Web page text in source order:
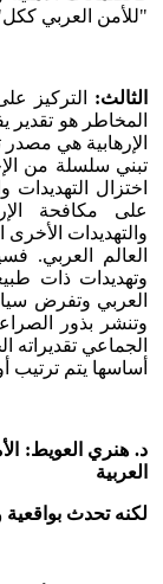
"للأمن العربي
الثالث: التركيز
المخاطر هو
الإرهابية هي
تبني سلسلة من
اختزال التهديدات
على مكافحة
والتهديدات
العالم العربي.
وتهديدات ذات
العربي وتفرض
وتنشر بذور
الجماعي تقديراته
أساسها يتم ترتيب
د. هنري العويط:
العربية
لكنه تحدث بواقعية